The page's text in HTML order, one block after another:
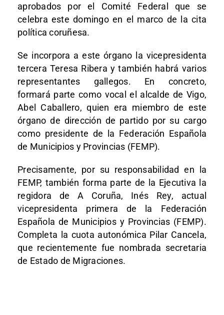
aprobados por el Comité Federal que se
celebra este domingo en el marco de la cita
política coruñesa.
Se incorpora a este órgano la vicepresidenta
tercera Teresa Ribera y también habrá varios
representantes gallegos. En concreto,
formará parte como vocal el alcalde de Vigo,
Abel Caballero, quien era miembro de este
órgano de dirección de partido por su cargo
como presidente de la Federación Española
de Municipios y Provincias (FEMP).
Precisamente, por su responsabilidad en la
FEMP, también forma parte de la Ejecutiva la
regidora de A Coruña, Inés Rey, actual
vicepresidenta primera de la Federación
Española de Municipios y Provincias (FEMP).
Completa la cuota autonómica Pilar Cancela,
que recientemente fue nombrada secretaria
de Estado de Migraciones.